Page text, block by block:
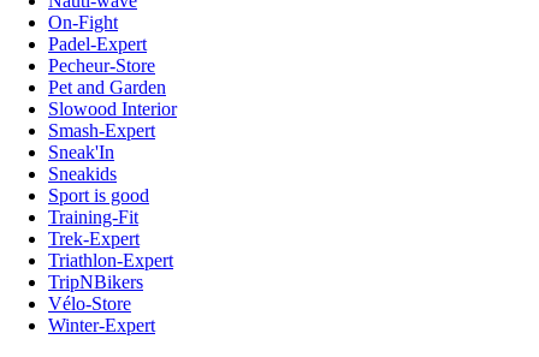
On-Fight
Padel-Expert
Pecheur-Store
Pet and Garden
Slowood Interior
Smash-Expert
Sneak'In
Sneakids
Sport is good
Training-Fit
Trek-Expert
Triathlon-Expert
TripNBikers
Vélo-Store
Winter-Expert